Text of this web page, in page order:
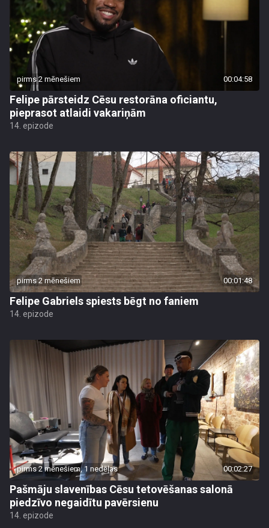
pirms 2 mēnešiem 00:04:58
Felipe pārsteidz Cēsu restorāna oficiantu,
pieprasot atlaidi vakariņām
14. epizode
pirms 2 mēnešiem 00:01:48
Felipe Gabriels spiests bēgt no faniem
14. epizode
pirms 2 mēnešiem, 1 nedēļas 00:02:27
Pašmāju slavenības Cēsu tetovēšanas salonā
piedzīvo negaidītu pavērsienu
14. epizode